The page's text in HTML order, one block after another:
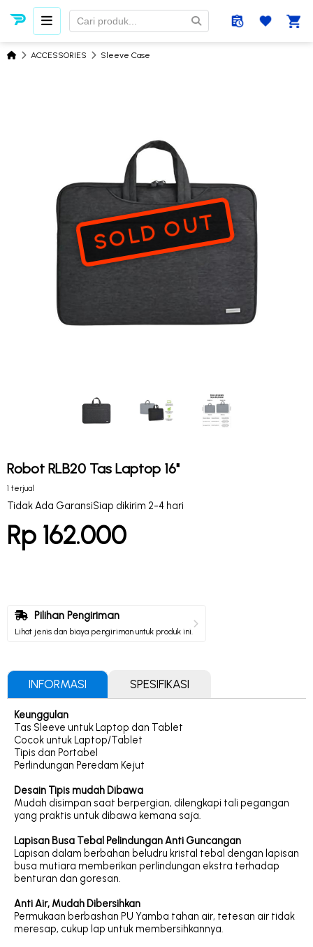
ACCESSORIES Sleeve Case
SOLD OUT
Robot RLB20 Tas Laptop 16"
1 terjual
Tidak Ada GaransiSiap dikirim 2-4 hari
Rp 162.000
Pilihan Pengiriman
Lihat jenis dan biaya pengiriman untuk produk ini.
INFORMASI SPESIFIKASI
Keunggulan
Tas Sleeve untuk Laptop dan Tablet
Cocok untuk Laptop/Tablet
Tipis dan Portabel
Perlindungan Peredam Kejut
Desain Tipis mudah Dibawa
Mudah disimpan saat berpergian, dilengkapi tali pegangan
yang praktis untuk dibawa kemana saja.
Lapisan Busa Tebal Pelindungan Anti Guncangan
Lapisan dalam berbahan beludru kristal tebal dengan lapisan
busa mutiara memberikan perlindungan ekstra terhadap
benturan dan goresan.
Anti Air, Mudah Dibersihkan
Permukaan berbashan PU Yamba tahan air, tetesan air tidak
meresap, cukup lap untuk membersihkannya.